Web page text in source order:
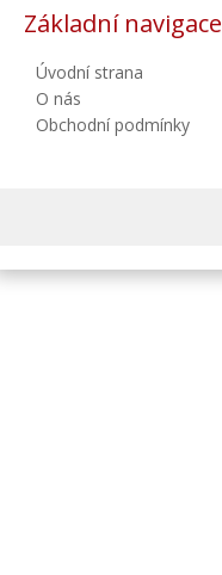
Základní navigace
Úvodní strana
O nás
Obchodní podmínky